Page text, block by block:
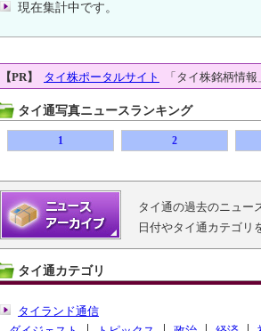
現在集計中です。
【PR】 タイ株ポータルサイト 「タイ株銘柄情
タイ通写真ニュースランキング
1 2
タイ通の過去のニュー
日付やタイ通カテゴリ
タイ通カテゴリ
タイランド通信